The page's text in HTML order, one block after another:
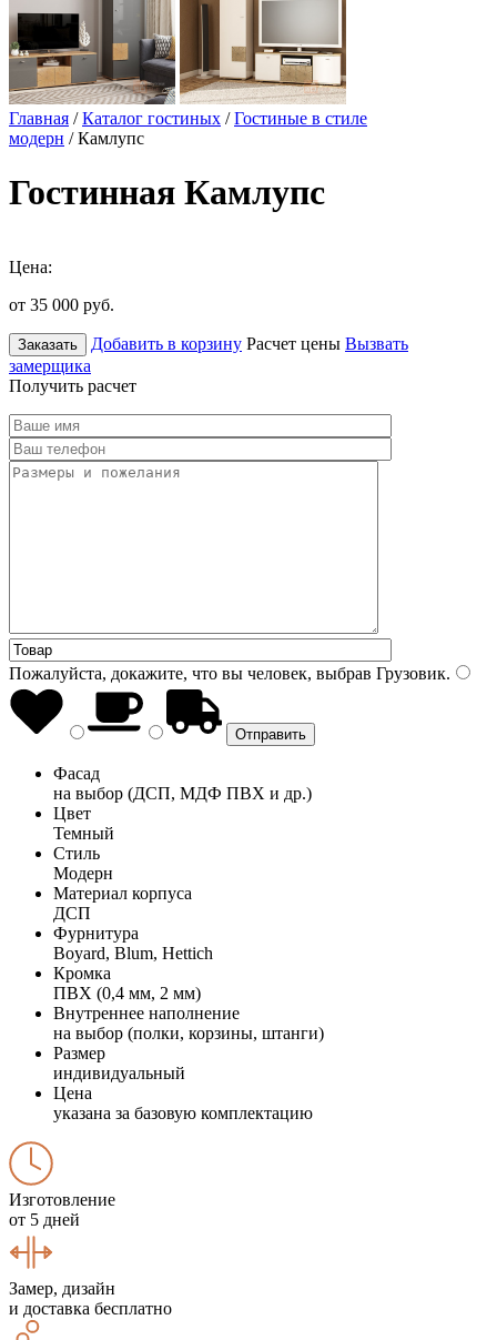
Главная /Каталог гостиных /Гостиные в стиле
модерн / Камлупс
Гостинная Камлупс
Цена:
от 35 000 руб.
Заказать Добавить в корзину Расчет цены Вызвать
замерщика
Получить расчет
Пожалуйста, докажите, что вы человек, выбрав Грузовик.
Фасад
на выбор (ДСП, МДФ ПВХ и др.)
Цвет
Темный
Стиль
Модерн
Материал корпуса
ДСП
Фурнитура
Boyard, Blum, Hettich
Кромка
ПВХ (0,4 мм, 2 мм)
Внутреннее наполнение
на выбор (полки, корзины, штанги)
Размер
индивидуальный
Цена
указана за базовую комплектацию
Изготовление
от 5 дней
Замер, дизайн
и доставка бесплатно